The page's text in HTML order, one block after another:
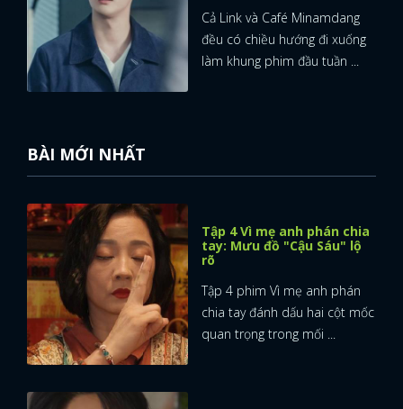
Cả Link và Café Minamdang
đều có chiều hướng đi xuống
làm khung phim đầu tuần ...
BÀI MỚI NHẤT
Tập 4 Vì mẹ anh phán chia
tay: Mưu đồ "Cậu Sáu" lộ
rõ
Tập 4 phim Vì mẹ anh phán
chia tay đánh dấu hai cột mốc
quan trọng trong mối ...